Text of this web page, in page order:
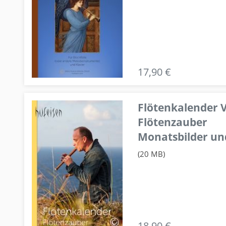
17,90 €
Flötenkalender
Flötenzauber
Monatsbilder
(20 MB)